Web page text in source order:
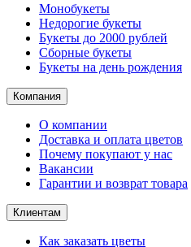
Монобукеты
Недорогие букеты
Букеты до 2000 рублей
Сборные букеты
Букеты на день рождения
Компания
О компании
Доставка и оплата цветов
Почему покупают у нас
Вакансии
Гарантии и возврат товара
Клиентам
Как заказать цветы